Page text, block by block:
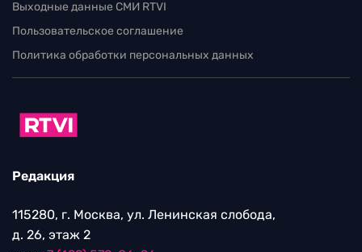
Выходные данные СМИ RTVI
Пользовательское соглашение
Политика обработки персональных данных
Редакция
115280, г. Москва, ул. Ленинская слобода,
д. 26, этаж 2